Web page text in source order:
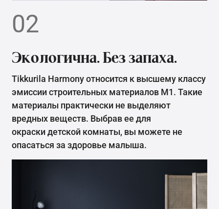
02
Экологична. Без запаха.
Tikkurila Harmony относится к высшему классу
эмиссии строительных материалов М1. Такие
материалы практически не выделяют
вредных веществ. Выбрав ее для
окраски детской комнаты, вы можете не
опасаться за здоровье малыша.